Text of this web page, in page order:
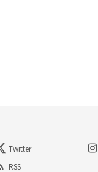
Twitter
RSS